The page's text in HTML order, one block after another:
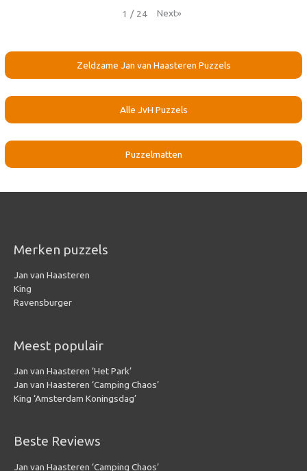
1 / 24 Next»
Zeldzame Jan van Haasteren Puzzels
Alle JvH Puzzels
Puzzelmatten
Merken puzzels
Jan van Haasteren
King
Ravensburger
Meest populair
Jan van Haasteren ‘Het Park’
Jan van Haasteren ‘Camping Chaos’
King ‘Amsterdam Koningsdag’
Beste Reviews
Jan van Haasteren ‘Camping Chaos’